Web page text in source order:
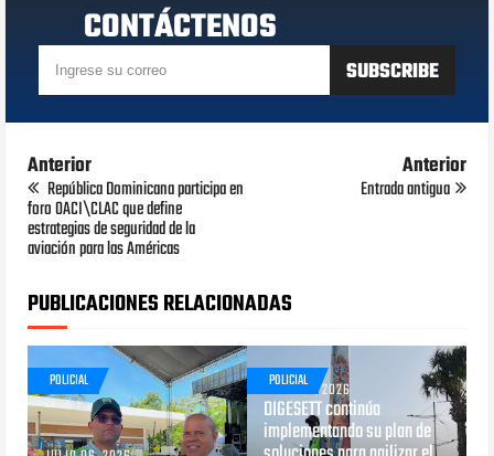
CONTÁCTENOS
Anterior
República Dominicana participa en
foro OACI\CLAC que define
estrategias de seguridad de la
aviación para las Américas
Anterior
Entrada antigua
PUBLICACIONES RELACIONADAS
POLICIAL POLICIAL
JUNIO 29, 2026
DIGESETT continúa
implementando su plan de